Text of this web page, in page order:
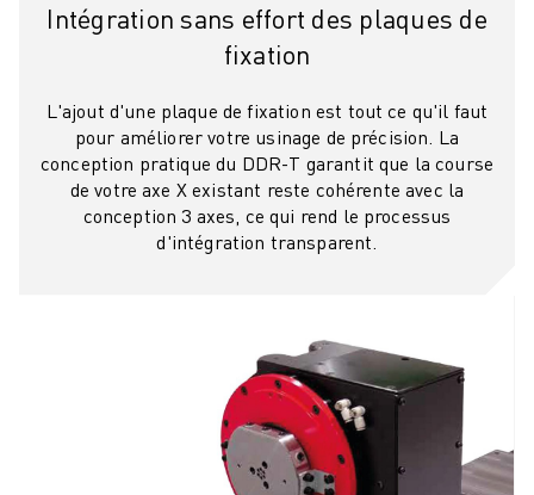
Intégration sans effort des plaques de
fixation
L'ajout d'une plaque de fixation est tout ce qu'il faut
pour améliorer votre usinage de précision. La
conception pratique du DDR-T garantit que la course
de votre axe X existant reste cohérente avec la
conception 3 axes, ce qui rend le processus
d'intégration transparent.